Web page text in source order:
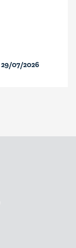
29/07/2026